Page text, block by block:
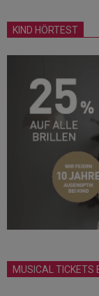
KIND HÖRTEST
MUSICAL TICKETS